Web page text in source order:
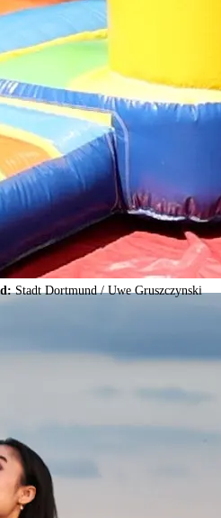
Stadt Dortmund /Uwe Gruszczynski